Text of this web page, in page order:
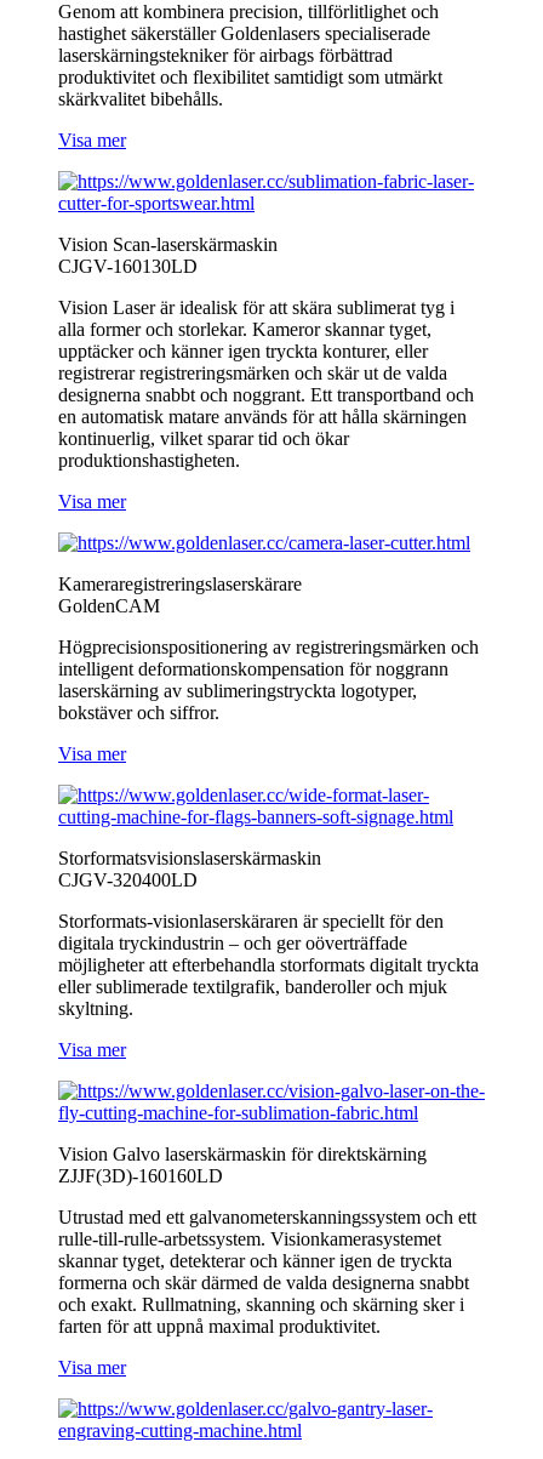
Genom att kombinera precision, tillförlitlighet och
hastighet säkerställer Goldenlasers specialiserade
laserskärningstekniker för airbags förbättrad
produktivitet och flexibilitet samtidigt som utmärkt
skärkvalitet bibehålls.
Visa mer
Vision Scan-laserskärmaskin
CJGV-160130LD
Vision Laser är idealisk för att skära sublimerat tyg i
alla former och storlekar. Kameror skannar tyget,
upptäcker och känner igen tryckta konturer, eller
registrerar registreringsmärken och skär ut de valda
designerna snabbt och noggrant. Ett transportband och
en automatisk matare används för att hålla skärningen
kontinuerlig, vilket sparar tid och ökar
produktionshastigheten.
Visa mer
Kameraregistreringslaserskärare
GoldenCAM
Högprecisionspositionering av registreringsmärken och
intelligent deformationskompensation för noggrann
laserskärning av sublimeringstryckta logotyper,
bokstäver och siffror.
Visa mer
Storformatsvisionslaserskärmaskin
CJGV-320400LD
Storformats-visionlaserskäraren är speciellt för den
digitala tryckindustrin – och ger oöverträffade
möjligheter att efterbehandla storformats digitalt tryckta
eller sublimerade textilgrafik, banderoller och mjuk
skyltning.
Visa mer
Vision Galvo laserskärmaskin för direktskärning
ZJJF(3D)-160160LD
Utrustad med ett galvanometerskanningssystem och ett
rulle-till-rulle-arbetssystem. Visionkamerasystemet
skannar tyget, detekterar och känner igen de tryckta
formerna och skär därmed de valda designerna snabbt
och exakt. Rullmatning, skanning och skärning sker i
farten för att uppnå maximal produktivitet.
Visa mer